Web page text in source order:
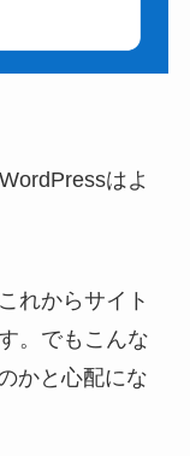
はよ
れからサイト
。でもこんな
かと心配にな